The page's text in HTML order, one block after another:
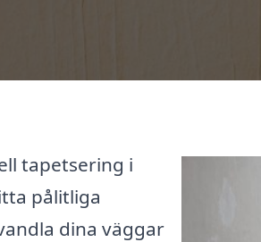
tapetsering i
pålitliga
dina väggar